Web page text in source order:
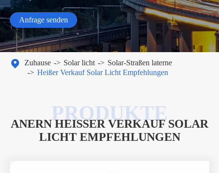
Anfrage senden
 Zuhause Solar licht
Solar-Straßen laterne
Heißer Verkauf Solar Licht Empfehlungen
ANERN HEISSER VERKAUF SOLAR L
ICHT EMPFEHLUNGEN